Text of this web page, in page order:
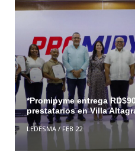
*Promipyme entrega
prestatarios en Villa
LEDESMA/FEB 22